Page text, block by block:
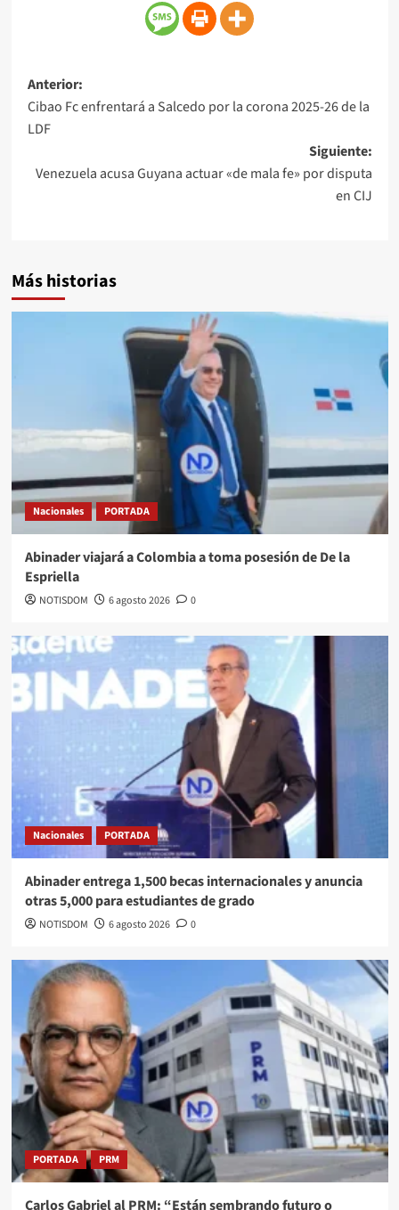
Anterior:
Cibao Fc enfrentará a Salcedo por la corona 2025-26 de la
LDF
Siguiente:
Venezuela acusa Guyana actuar «de mala fe» por disputa
en CIJ
Más historias
Nacionales PORTADA
Abinader viajará a Colombia a toma posesión de De la
Espriella
NOTISDOM 6 agosto 2026 0
Nacionales PORTADA
Abinader entrega 1,500 becas internacionales y anuncia
otras 5,000 para estudiantes de grado
NOTISDOM 6 agosto 2026 0
PORTADA PRM
Carlos Gabriel al PRM: “Están sembrando futuro o